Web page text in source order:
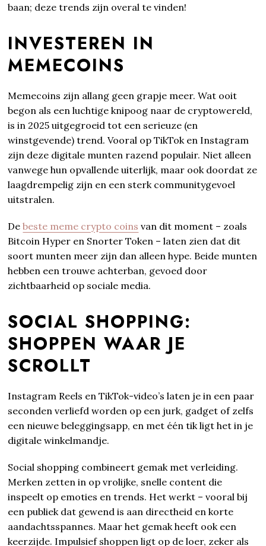
baan; deze trends zijn overal te vinden!
INVESTEREN IN
MEMECOINS
Memecoins zijn allang geen grapje meer. Wat ooit
begon als een luchtige knipoog naar de cryptowereld,
is in 2025 uitgegroeid tot een serieuze (en
winstgevende) trend. Vooral op TikTok en Instagram
zijn deze digitale munten razend populair. Niet alleen
vanwege hun opvallende uiterlijk, maar ook doordat ze
laagdrempelig zijn en een sterk communitygevoel
uitstralen.
Debeste meme crypto coins van dit moment – zoals
Bitcoin Hyper en Snorter Token – laten zien dat dit
soort munten meer zijn dan alleen hype. Beide munten
hebben een trouwe achterban, gevoed door
zichtbaarheid op sociale media.
SOCIAL SHOPPING:
SHOPPEN WAAR JE
SCROLLT
Instagram Reels en TikTok-video’s laten je in een paar
seconden verliefd worden op een jurk, gadget of zelfs
een nieuwe beleggingsapp, en met één tik ligt het in je
digitale winkelmandje.
Social shopping combineert gemak met verleiding.
Merken zetten in op vrolijke, snelle content die
inspeelt op emoties en trends. Het werkt – vooral bij
een publiek dat gewend is aan directheid en korte
aandachtsspannes. Maar het gemak heeft ook een
keerzijde. Impulsief shoppen ligt op de loer, zeker als